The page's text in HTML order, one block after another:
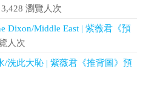
瀏覽人次
Dixon/Middle East | 紫薇君《預
人次
/洗此大恥 | 紫薇君《推背圖》預